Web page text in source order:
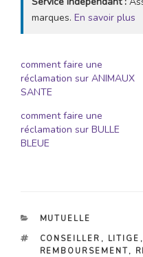
marques. En savoir plus
comment faire une
réclamation sur ANIMAUX
SANTE
comment faire une
réclamation sur BULLE
BLEUE
CATÉGORIES
MUTUELLE
ÉTIQUETTES
CONSEILLER , LITIGE ,
REMBOURSEMENT,